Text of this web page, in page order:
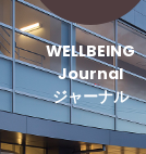
WELLBEING
Journal
ジャーナル